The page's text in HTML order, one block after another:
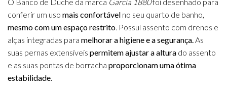
O Banco de Duche da marca García 1880foi desenhado para
conferir um uso mais confortável no seu quarto de banho,
mesmo com um espaço restrito. Possui assento com drenos e
alças integradas para melhorar a higiene e a segurança.As
suas pernas extensíveis permitem ajustar a altura do assento
e as suas pontas de borracha proporcionam uma ótima
estabilidade.